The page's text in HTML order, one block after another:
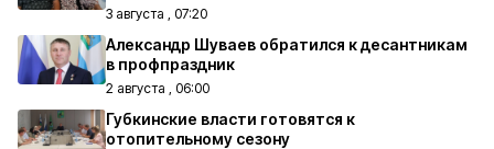
3 августа , 07:20
Александр Шуваев обратился к десантникам
в профпраздник
2 августа , 06:00
Губкинские власти готовятся к
отопительному сезону